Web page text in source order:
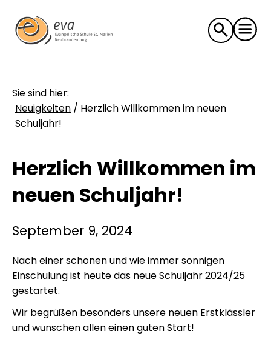
Suche
nach:
Sie sind hier:
Neuigkeiten / Herzlich Willkommen im neuen
Schuljahr!
Herzlich Willkommen im
neuen Schuljahr!
September 9, 2024
Nach einer schönen und wie immer sonnigen
Einschulung ist heute das neue Schuljahr 2024/25
gestartet.
Wir begrüßen besonders unsere neuen Erstklässler
und wünschen allen einen guten Start!